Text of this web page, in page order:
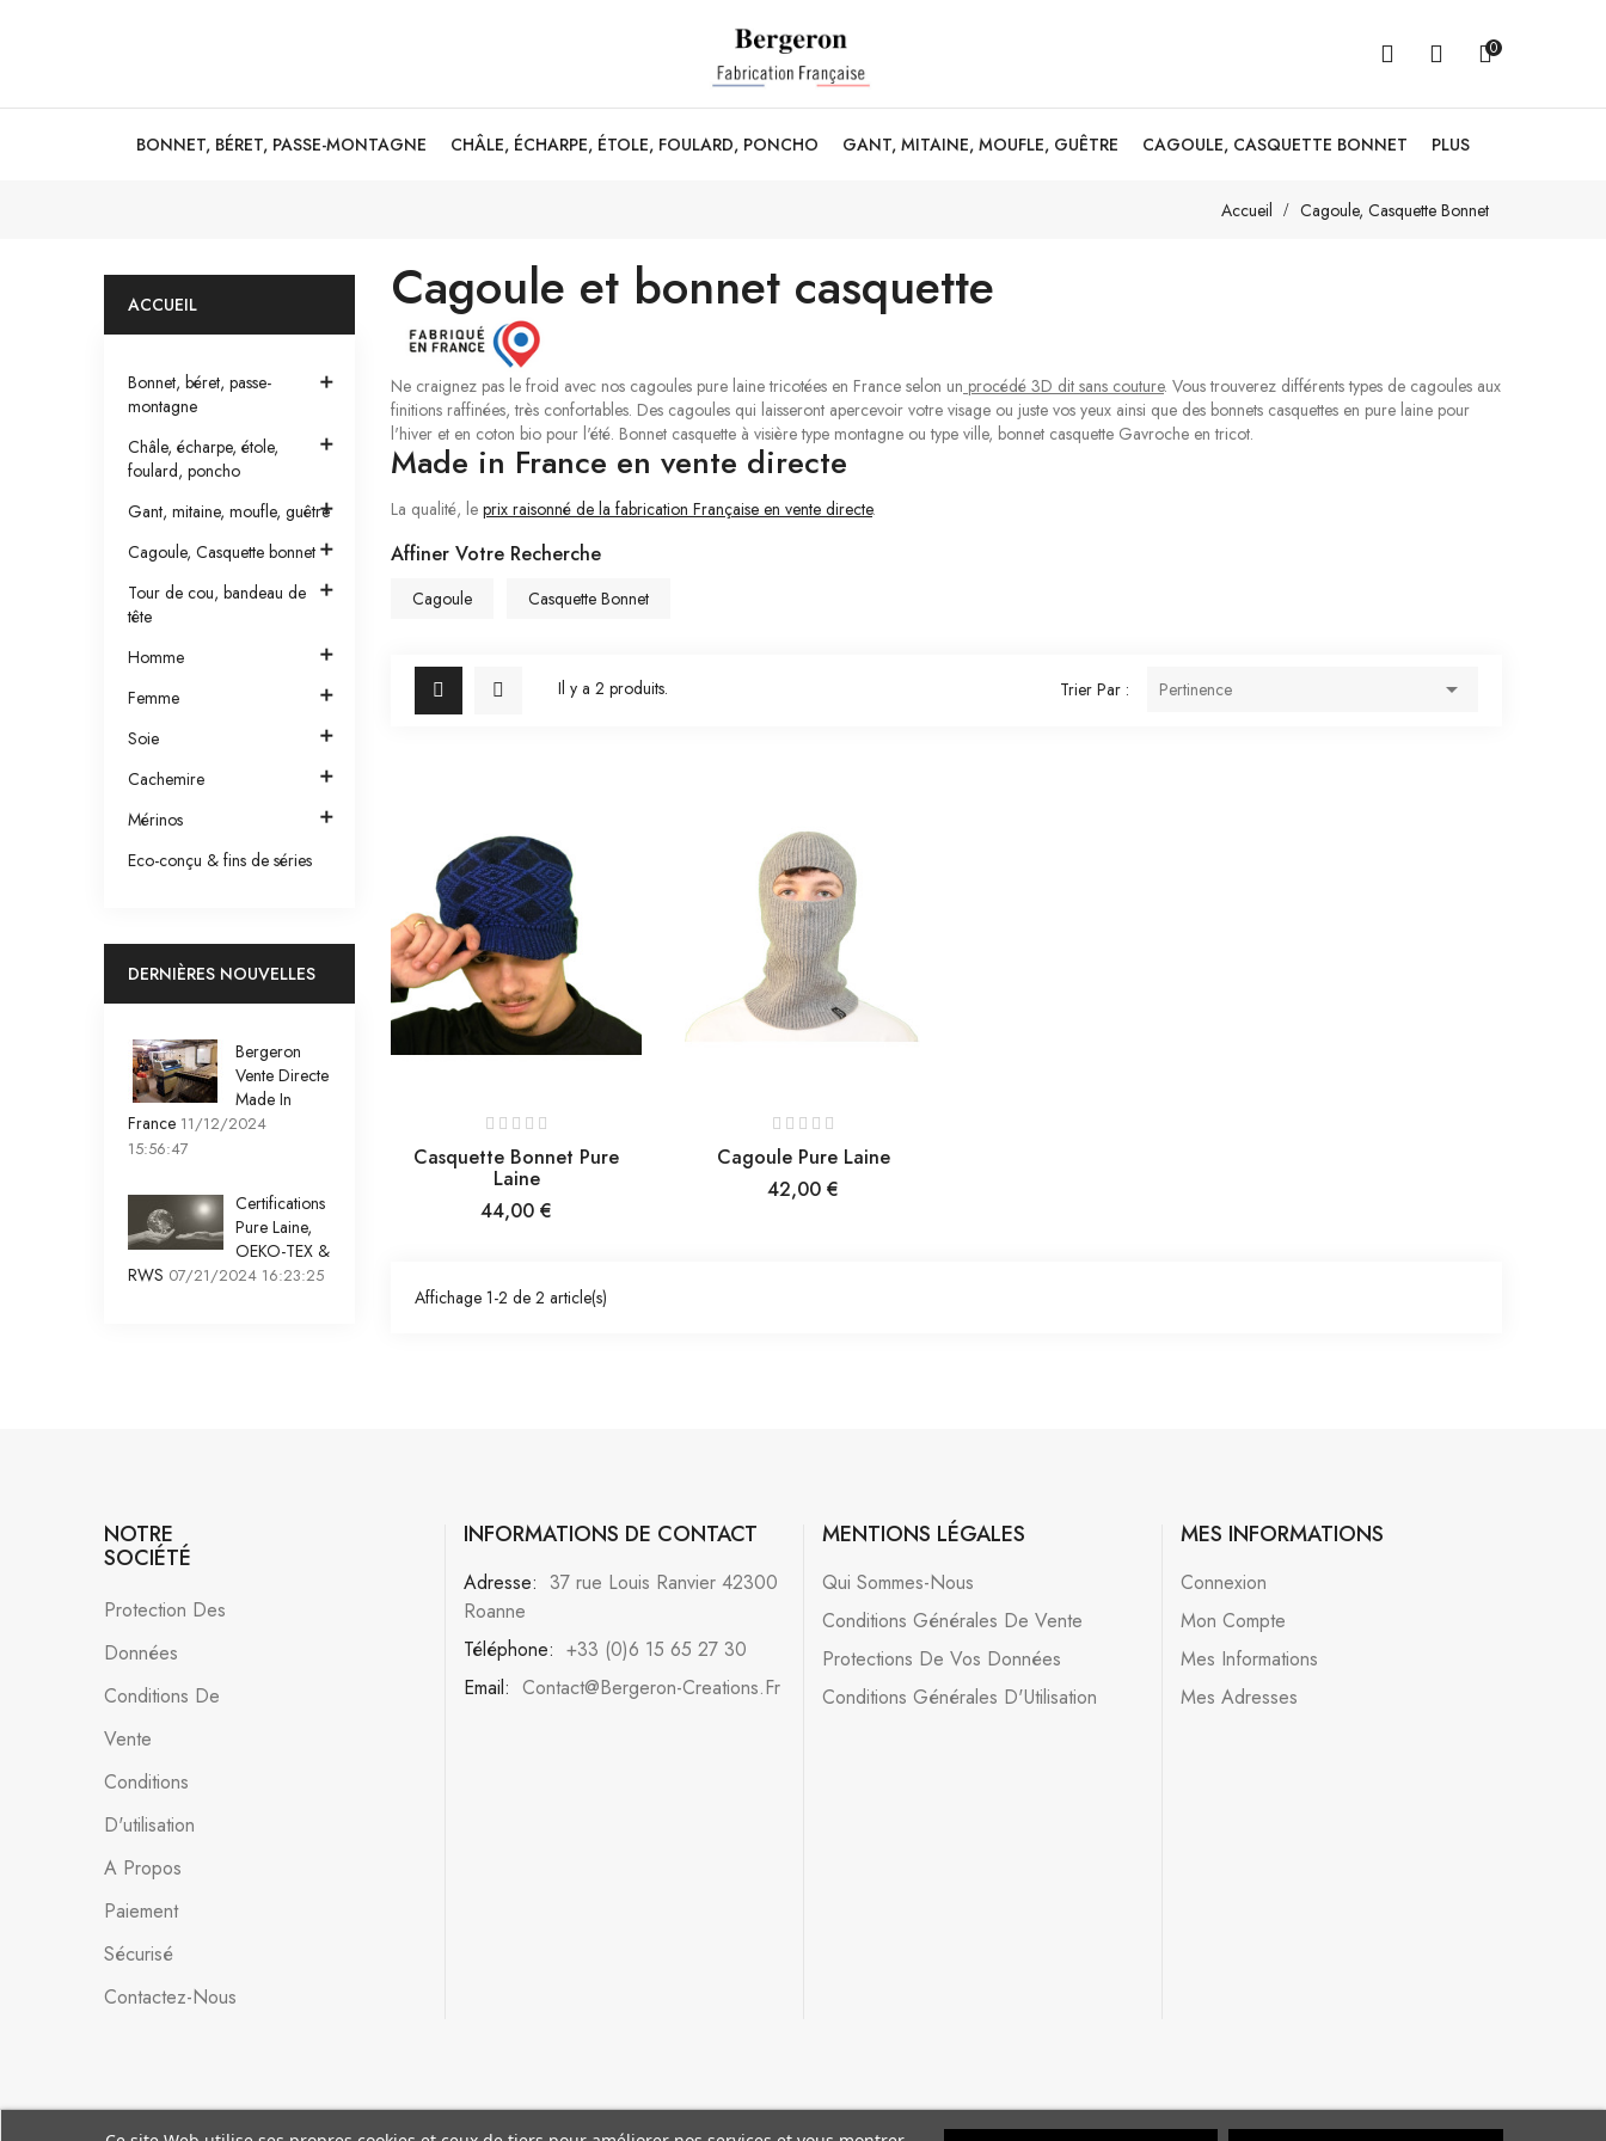
0
BONNET, BÉRET, PASSE-MONTAGNE CHÂLE, ÉCHARPE, ÉTOLE, FOULARD, PONCHO GANT, MITAINE, MOUFLE, GUÊTRE CAGOULE, CASQUETTE BONNET PLUS
Accueil Cagoule, Casquette Bonnet
ACCUEIL
Bonnet, béret, passe-
montagne

Châle, écharpe, étole,
foulard, poncho

Gant, mitaine, moufle, guêtre

Cagoule, Casquette bonnet 
Tour de cou, bandeau de
tête

Homme 
Femme 
Soie 
Cachemire 
Mérinos 
Eco-conçu & fins de séries
DERNIÈRES NOUVELLES
Bergeron
Vente Directe
Made In
France 11/12/2024
15:56:47
Certifications
Pure Laine,
OEKO-TEX &
RWS 07/21/2024 16:23:25
Cagoule et bonnet casquette
Ne craignez pas le froid avec nos cagoules pure laine tricotées en France selon un procédé 3D dit sans couture. Vous trouverez différents types de cagoules aux
finitions raffinées, très confortables. Des cagoules qui laisseront apercevoir votre visage ou juste vos yeux ainsi que des bonnets casquettes en pure laine pour
l'hiver et en coton bio pour l'été. Bonnet casquette à visièretype montagne ou type ville, bonnet casquette Gavroche en tricot.
Made in France en vente directe
La qualité, le prix raisonné de la fabrication Française en vente directe.
Affiner Votre Recherche
Cagoule Casquette Bonnet
Il y a 2 produits. Trier Par : Pertinence 
Casquette Bonnet Pure
Laine
Prix
44,00 €
Cagoule Pure Laine
Prix
42,00 €
Affichage 1-2 de 2 article(s)
NOTRE
SOCIÉTÉ
Protection Des
Données
Conditions De
Vente
Conditions
D'utilisation
A Propos
Paiement
Sécurisé
Contactez-Nous
INFORMATIONS DE CONTACT
Adresse: 37 rue Louis Ranvier 42300
Roanne
Téléphone: +33 (0)6 15 65 27 30
Email: Contact@bergeron-Creations.fr
MENTIONS LÉGALES
Qui Sommes-Nous
Conditions Générales De Vente
Protections De Vos Données
Conditions Générales D'Utilisation
MES INFORMATIONS
Connexion
Mon Compte
Mes Informations
Mes Adresses